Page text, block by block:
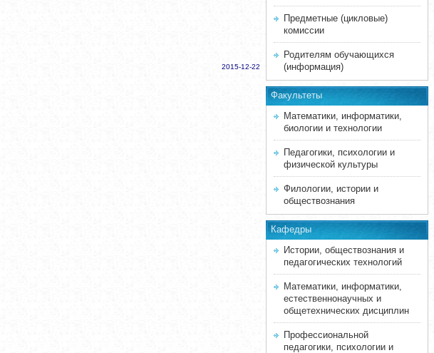
2015-12-22
Предметные (цикловые)
комиссии
Родителям обучающихся
(информация)
Факультеты
Математики, информатики,
биологии и технологии
Педагогики, психологии и
физической культуры
Филологии, истории и
обществознания
Кафедры
Истории, обществознания и
педагогических технологий
Математики, информатики,
естественнонаучных и
общетехнических дисциплин
Профессиональной
педагогики, психологии и